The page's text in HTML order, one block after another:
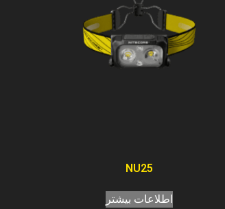
NU25
اطلاعات بیشتر